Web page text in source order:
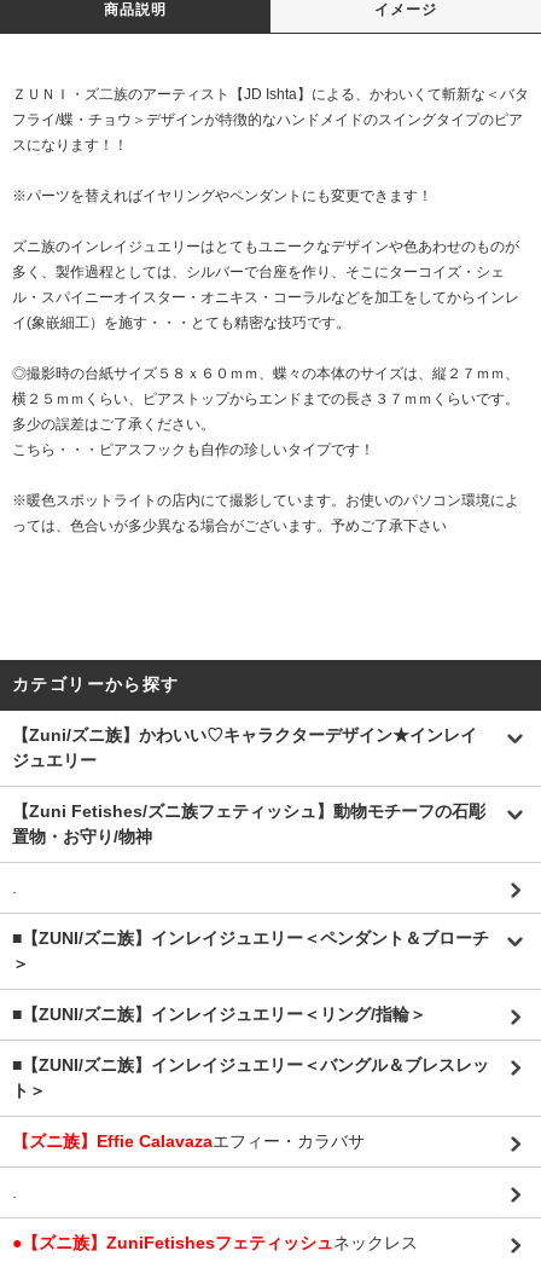
商品説明 イメージ
ＺＵＮＩ・ズ二族のアーティスト【JD Ishta】による、かわいくて斬新な＜バタ
フライ/蝶・チョウ＞デザインが特徴的なハンドメイドのスイングタイプのピア
スになります！！
※パーツを替えればイヤリングやペンダントにも変更できます！
ズニ族のインレイジュエリーはとてもユニークなデザインや色あわせのものが
多く、製作過程としては、シルバーで台座を作り、そこにターコイズ・シェ
ル・スパイニーオイスター・オニキス・コーラルなどを加工をしてからインレ
イ(象嵌細工）を施す・・・とても精密な技巧です。
◎撮影時の台紙サイズ５８ｘ６０ｍｍ、蝶々の本体のサイズは、縦２７ｍｍ、
横２５ｍｍくらい、ピアストップからエンドまでの長さ３７ｍｍくらいです。
多少の誤差はご了承ください。
こちら・・・ピアスフックも自作の珍しいタイプです！
※暖色スポットライトの店内にて撮影しています。お使いのパソコン環境によ
っては、色合いが多少異なる場合がございます。予めご了承下さい
カテゴリーから探す
【Zuni/ズニ族】かわいい♡キャラクターデザイン★インレイ
ジュエリー
【Zuni Fetishes/ズニ族フェティッシュ】動物モチーフの石彫
置物・お守り/物神
.
■【ZUNI/ズニ族】インレイジュエリー＜ペンダント＆ブローチ
＞
■【ZUNI/ズニ族】インレイジュエリー＜リング/指輪＞
■【ZUNI/ズニ族】インレイジュエリー＜バングル＆ブレスレッ
ト＞
【ズニ族】Effie Calavazaエフィー・カラバサ
.
●【ズニ族】ZuniFetishesフェティッシュネックレス